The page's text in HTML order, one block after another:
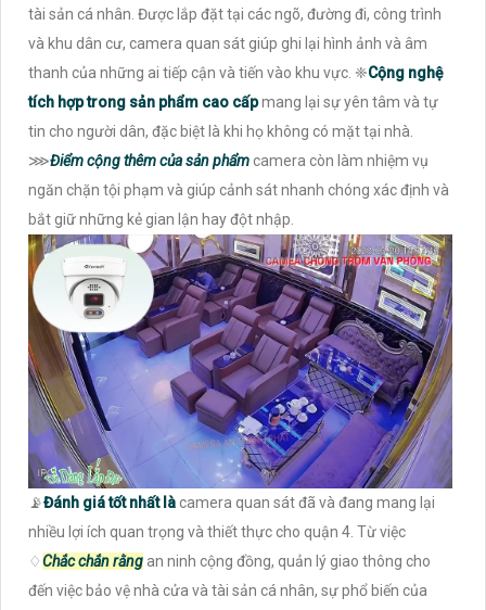
trong văn phòng của bạn.
Điểm nổi bật của gói camera này là tích hợp
tài sản cá nhân. Được lắp đặt tại các ngõ, đường đi, công trình
và khu dân cư, camera quan sát giúp ghi lại hình ảnh và âm
thanh của những ai tiếp cận và tiến vào khu vực. ❈Cộng nghệ
tích hợp trong sản phẩm cao cấpmang lại sự yên tâm và tự
tin cho người dân, đặc biệt là khi họ không có mặt tại nhà.
⋙Điểm cộng thêm của sản phẩmcamera còn làm nhiệm vụ
ngăn chặn tội phạm và giúp cảnh sát nhanh chóng xác định và
bắt giữ những kẻ gian lận hay đột nhập.
📡Đánh giá tốt nhất làcamera quan sát đã và đang mang lại
nhiều lợi ích quan trọng và thiết thực cho quận 4. Từ việc
♢Chắc chắn rằng an ninh cộng đồng, quản lý giao thông cho
đến việc bảo vệ nhà cửa và tài sản cá nhân, sự phổ biến của